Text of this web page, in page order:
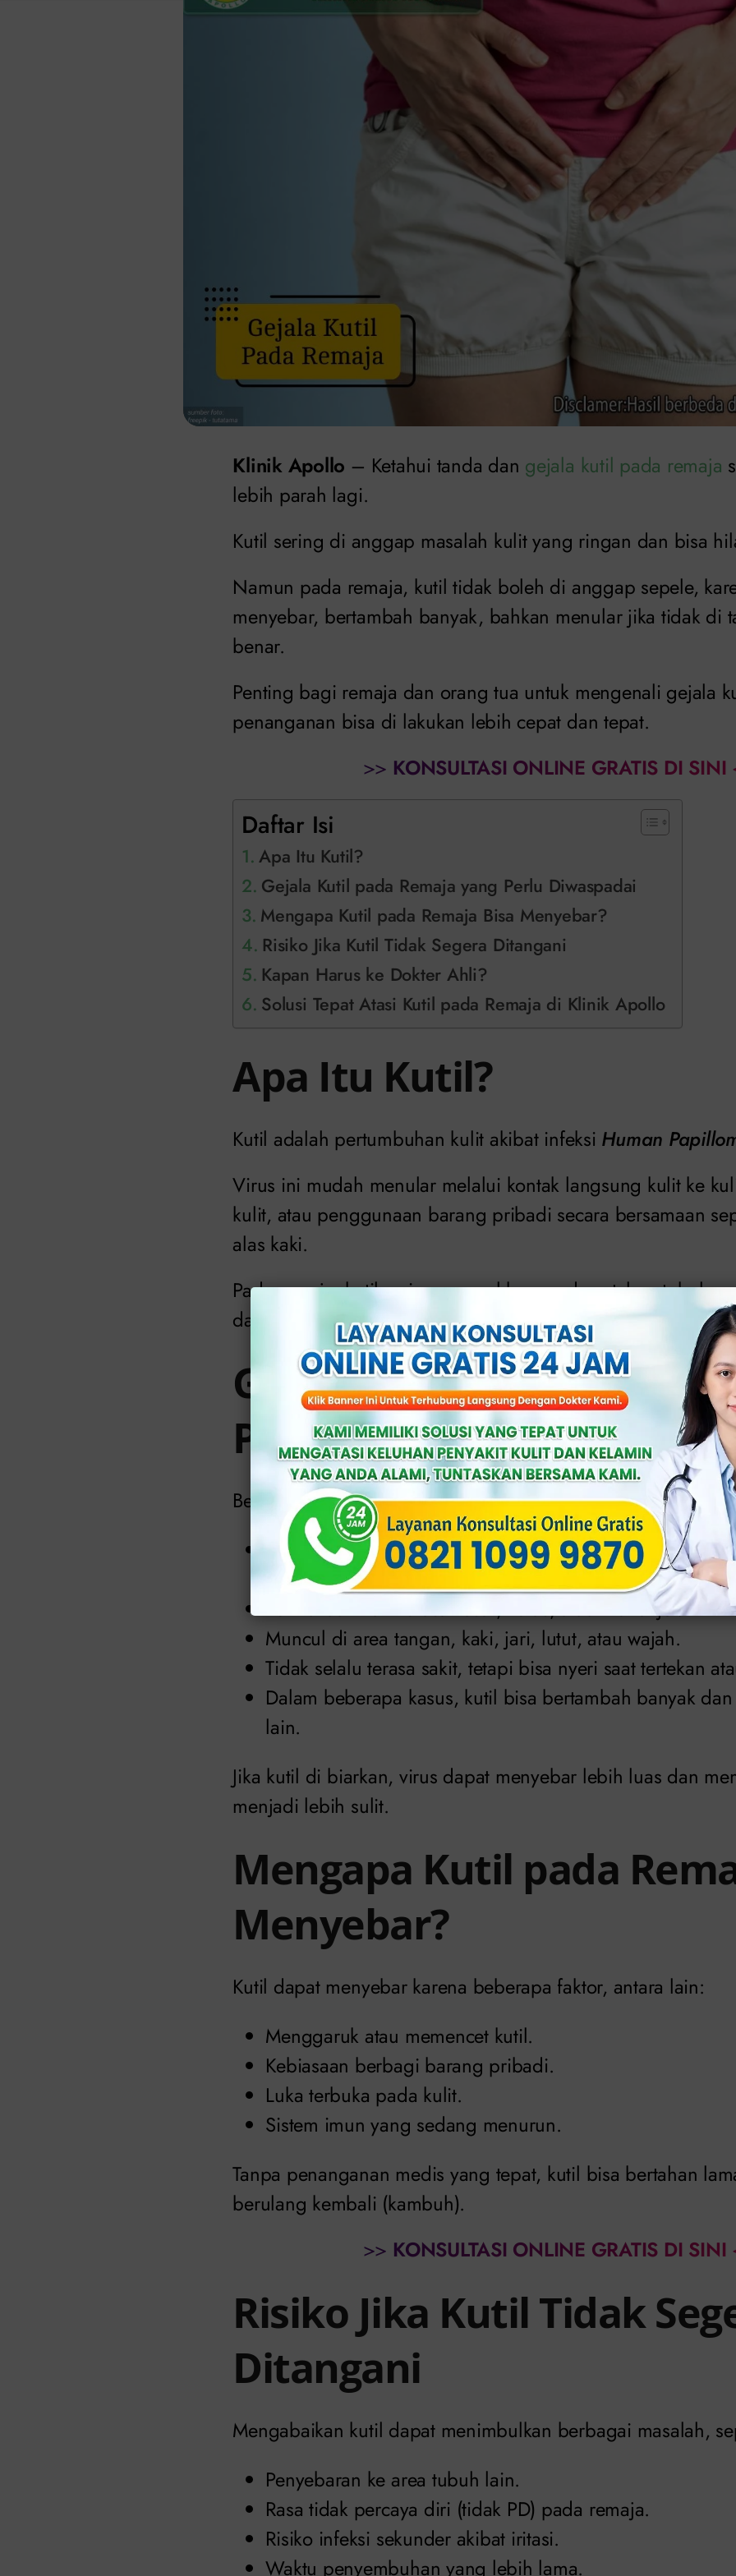
Klinik Apollo – Ketahui tanda dan gejala kutil pada remaja
lebih parah lagi.
Kutil sering di anggap masalah kulit yang ringan dan bisa
Namun pada remaja, kutil tidak boleh di anggap sepele,
menyebar, bertambah banyak, bahkan menular jika tidak di
benar.
Penting bagi remaja dan orang tua untuk mengenali gejala
penanganan bisa di lakukan lebih cepat dan tepat.
>> KONSULTASI ONLINE GRATIS DI SINI
Daftar Isi
Apa Itu Kutil?
Gejala Kutil pada Remaja yang Perlu Diwaspadai
Mengapa Kutil pada Remaja Bisa Menyebar?
Risiko Jika Kutil Tidak Segera Ditangani
Kapan Harus ke Dokter Ahli?
Solusi Tepat Atasi Kutil pada Remaja di Klinik Apollo
Apa Itu Kutil?
Kutil adalah pertumbuhan kulit akibat infeksi Human
Virus ini mudah menular melalui kontak langsung kulit ke
kulit, atau penggunaan barang pribadi secara bersamaan
alas kaki.
Pada remaja, kutil sering muncul karena daya tahan tubuh
dan aktivitas fisik yang tinggi.
Gejala Kutil pada Remaja
Perlu Diwaspadai
Berikut beberapa gejala kutil pada remaja yang sering
Benjolan kecil di permukaan kulit, berwarna sama
keabu-abuan.
Permukaan kutil terasa kasar, keras, atau menonjol.
Muncul di area tangan, kaki, jari, lutut, atau wajah.
Tidak selalu terasa sakit, tetapi bisa nyeri saat tertekan
Dalam beberapa kasus, kutil bisa bertambah banyak
lain.
Jika kutil di biarkan, virus dapat menyebar lebih luas dan
menjadi lebih sulit.
Mengapa Kutil pada
Menyebar?
Kutil dapat menyebar karena beberapa faktor, antara lain:
Menggaruk atau memencet kutil.
Kebiasaan berbagi barang pribadi.
Luka terbuka pada kulit.
Sistem imun yang sedang menurun.
Tanpa penanganan medis yang tepat, kutil bisa bertahan
berulang kembali (kambuh).
>> KONSULTASI ONLINE GRATIS DI SINI
Risiko Jika Kutil Tidak
Ditangani
Mengabaikan kutil dapat menimbulkan berbagai masalah,
Penyebaran ke area tubuh lain.
Rasa tidak percaya diri (tidak PD) pada remaja.
Risiko infeksi sekunder akibat iritasi.
Waktu penyembuhan yang lebih lama.